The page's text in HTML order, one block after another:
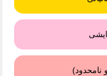
نامحدود)